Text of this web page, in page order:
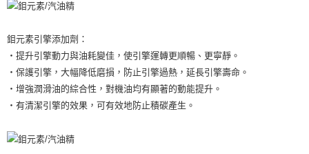
是否繳費成功／繳費後需取消欲退款等相關疑問，請聯繫「AFTEE先享後付
【注意事項】
１．透過由恩沛科技股份有限公司提供之「AFTEE先享後付」服務完成之交
易，需依本服務之必要範圍內提供個人資料，並將交易相關給付款項請求債
２．關於個人資料處理事宜，請瀏覽以下網址：
https://aftee.tw/terms/#terms3
任。
鉬元素引擎添加劑：
‧提升引擎動力與油耗變佳，使引擎運轉更順暢、更寧靜。
‧保護引擎，大幅降低磨損，防止引擎過熱，延長引擎壽命。
‧增強潤滑油的綜合性，對機油均有顯著的動能提升。
‧有清潔引擎的效果，可有效地防止積碳產生。